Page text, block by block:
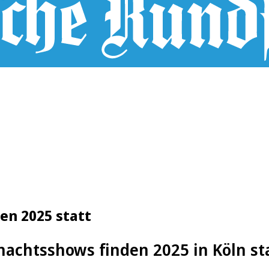
2025 statt
finden 2025 in Köln